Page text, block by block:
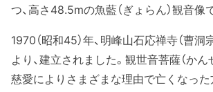
つ、高さ48.5mの魚藍（ぎょらん）観音像
1970（昭和45）年、明峰山石応禅寺（曹洞
より、建立されました。観世音菩薩（かん
慈愛によりさまざまな理由で亡くなっ